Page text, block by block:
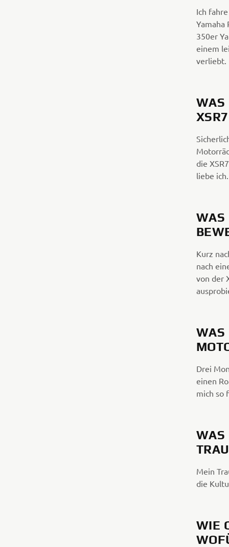
Ich
Yamaha
350er
einem
verliebt.
WAS
die
liebe ich.
WAS
Kurz
nach
von der
WAS
Drei
einen
mich so
WAS
Mein
die
WIE